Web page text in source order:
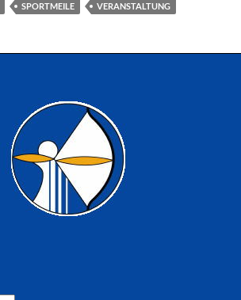
SPORTMEILE VERANSTALTUNG